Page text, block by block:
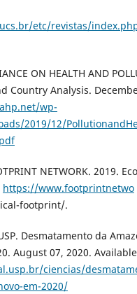
etc/revistas/
ON HEALTH AND
Country Analysis.
wp-
2019/12/
NETWORK. 2019.
https://www.footprintnetwo
footprint/.
Desmatamento da
August 07, 2020.
ciencias/
em-2020/